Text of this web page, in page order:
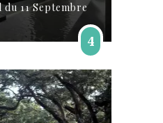
11 Septembre
4